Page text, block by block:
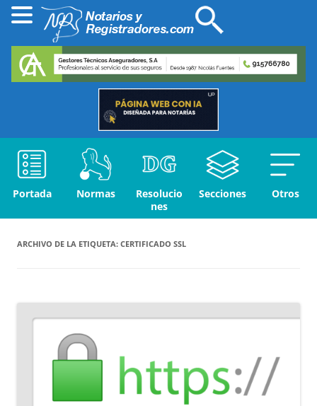
Portada Normas
Resolucio
nes
Secciones Otros
ARCHIVO DE LA ETIQUETA: CERTIFICADO SSL